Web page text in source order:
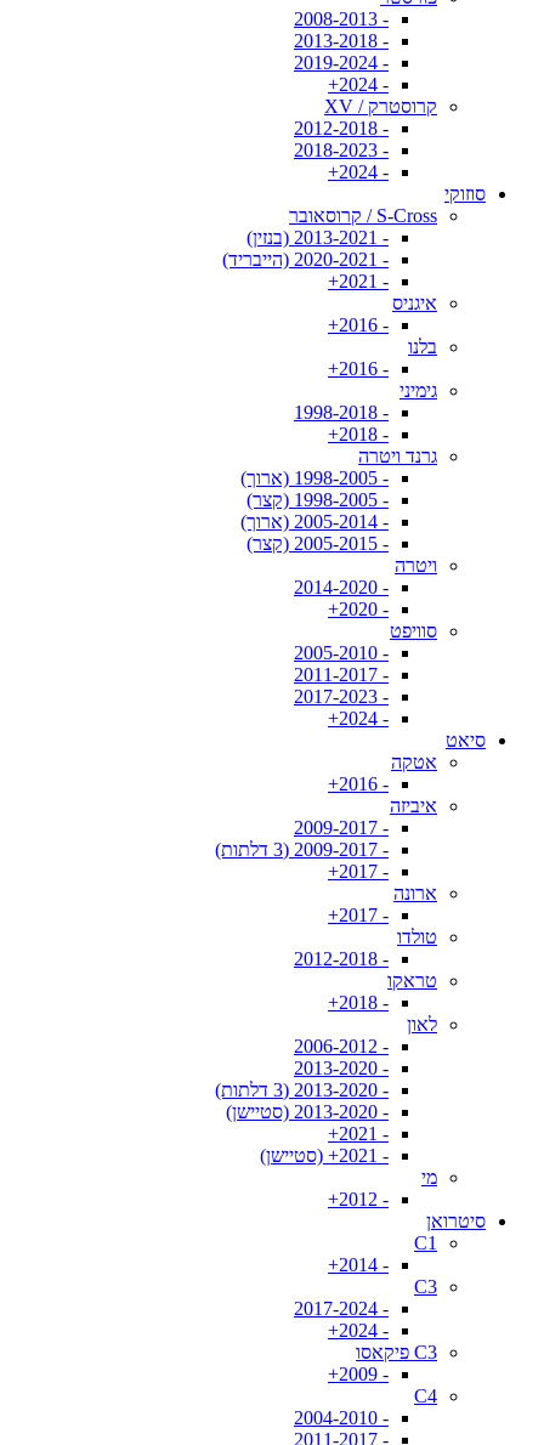
- 2008-2013
- 2013-2018
- 2019-2024
- 2024+
קרוסטרק / XV
- 2012-2018
- 2018-2023
- 2024+
סוזוקי
S-Cross / קרוסאובר
- 2013-2021 (בנזין)
- 2020-2021 (הייבריד)
- 2021+
איגניס
- 2016+
בלנו
- 2016+
גימיני
- 1998-2018
- 2018+
גרנד ויטרה
- 1998-2005 (ארוך)
- 1998-2005 (קצר)
- 2005-2014 (ארוך)
- 2005-2015 (קצר)
ויטרה
- 2014-2020
- 2020+
סוויפט
- 2005-2010
- 2011-2017
- 2017-2023
- 2024+
סיאט
אטקה
- 2016+
איביזה
- 2009-2017
- 2009-2017 (3 דלתות)
- 2017+
ארונה
- 2017+
טולדו
- 2012-2018
טראקו
- 2018+
לאון
- 2006-2012
- 2013-2020
- 2013-2020 (3 דלתות)
- 2013-2020 (סטיישן)
- 2021+
- 2021+ (סטיישן)
מי
- 2012+
סיטרואן
C1
- 2014+
C3
- 2017-2024
- 2024+
C3 פיקאסו
- 2009+
C4
- 2004-2010
- 2011-2017